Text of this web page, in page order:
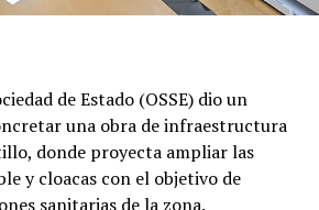
de Estado (OSSE) dio un
una obra de infraestructura
donde proyecta ampliar las
y cloacas con el objetivo de
sanitarias de la zona.